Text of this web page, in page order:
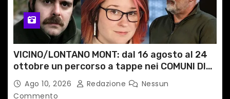
VICINO/LONTANO MONT: dal 16 agosto al 24
ottobre un percorso a tappe nei COMUNI DI
MONTAGNA DEL FVG
Ago 10, 2026 Redazione
Nessun
Commento